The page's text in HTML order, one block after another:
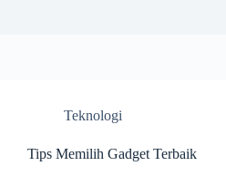
Teknologi
Tips Memilih Gadget Terbaik